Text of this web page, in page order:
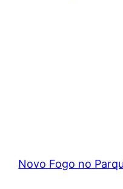
Novo Fogo no